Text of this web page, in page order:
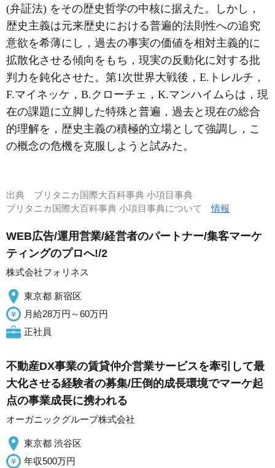
(弁証法) をその歴史哲学の中核に据えた。しかし，
歴史主義は元来歴史における普遍的法則性への追究
意欲を希薄にし，過去の事実の価値を相対主義的に
拡散化させる傾向をもち，現実の反動化に対する批
判力を鈍化させた。第1次世界大戦後，E.トレルチ，
F.マイネッケ，B.クローチェ，K.マンハイムらは，現
在の課題に立脚した特殊と普遍，過去と現在の総合
的理解を，歴史主義の積極的立場として強調し，こ
の概念の危機を克服しようと試みた。
出典 ブリタニカ国際大百科事典 小項目事典
ブリタニカ国際大百科事典 小項目事典について情報
WEB広告/運用営業/経営者のパートナー/集客マーケ
ティングのプロへ!/2
株式会社フォリネス
東京都 新宿区
月給28万円～60万円
正社員
不動産DX事業の賃貸仲介営業サービスを牽引して最
大化させる経験者の募集/圧倒的成長環境でマーケ起
点の事業成長に携われる
オーガニックグループ株式会社
東京都 渋谷区
年収500万円